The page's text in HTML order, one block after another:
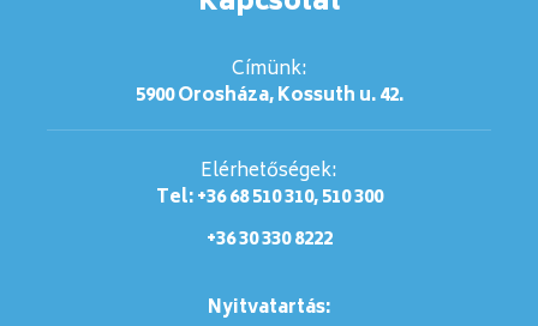
Címünk:
5900 Orosháza, Kossuth u. 42.
Elérhetőségek:
Tel: +36 68 510 310, 510 300
+36 30 330 8222
Nyitvatartás: